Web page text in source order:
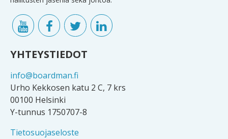
YHTEYSTIEDOT
info@boardman.fi
Urho Kekkosen katu 2 C, 7 krs
00100 Helsinki
Y-tunnus 1750707-8
Tietosuojaseloste